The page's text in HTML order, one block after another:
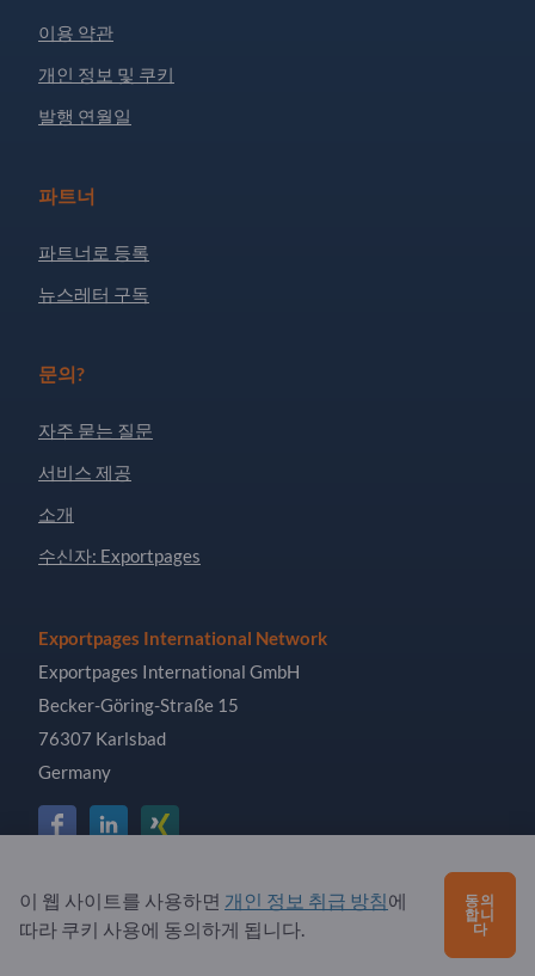
이용 약관
개인 정보 및 쿠키
발행 연월일
파트너
파트너로 등록
뉴스레터 구독
문의?
자주 묻는 질문
서비스 제공
소개
수신자: Exportpages
Exportpages International Network
Exportpages International GmbH
Becker-Göring-Straße 15
76307 Karlsbad
Germany
Copyright © 2026 Exportpages International GmbH. All
Rights Reserved.
이 웹 사이트를 사용하면 개인 정보 취급 방침에
따라 쿠키 사용에 동의하게 됩니다.
동의
합니
다